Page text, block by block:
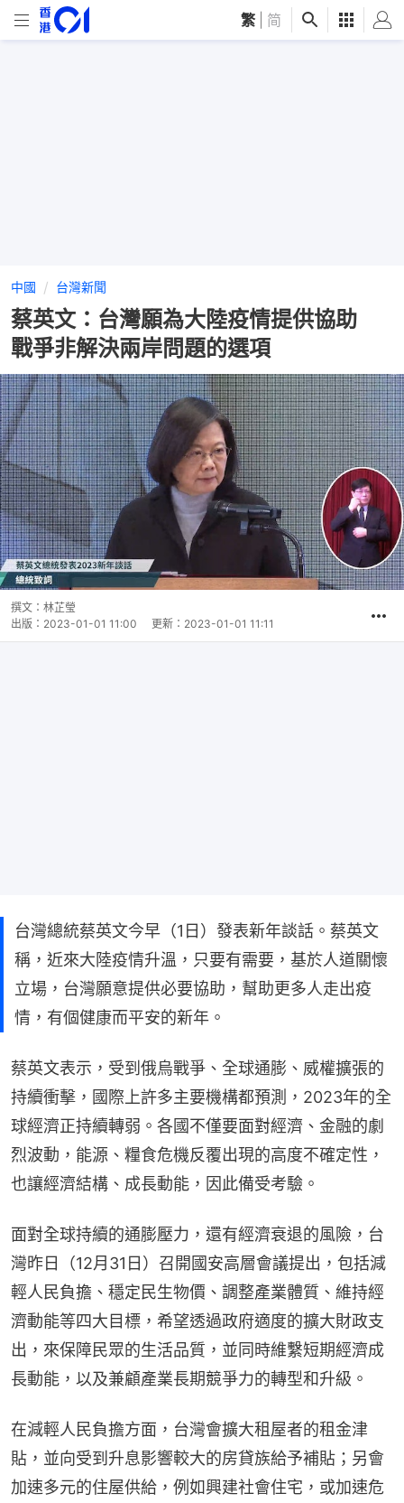
繁 简
中國 台灣新聞
蔡英文：台灣願為大陸疫情提供協助
戰爭非解決兩岸問題的選項
撰文： 林芷瑩
出版： 2023-01-01 11:00 更新： 2023-01-01 11:11
台灣總統蔡英文今早（1日）發表新年談話。蔡英文
稱，近來大陸疫情升溫，只要有需要，基於人道關懷
立場，台灣願意提供必要協助，幫助更多人走出疫
情，有個健康而平安的新年。
蔡英文表示，受到俄烏戰爭、全球通膨、威權擴張的
持續衝擊，國際上許多主要機構都預測，2023年的全
球經濟正持續轉弱。各國不僅要面對經濟、金融的劇
烈波動，能源、糧食危機反覆出現的高度不確定性，
也讓經濟結構、成長動能，因此備受考驗。
面對全球持續的通膨壓力，還有經濟衰退的風險，台
灣昨日（12月31日）召開國安高層會議提出，包括減
輕人民負擔、穩定民生物價、調整產業體質、維持經
濟動能等四大目標，希望透過政府適度的擴大財政支
出，來保障民眾的生活品質，並同時維繫短期經濟成
長動能，以及兼顧產業長期競爭力的轉型和升級。
在減輕人民負擔方面，台灣會擴大租屋者的租金津
貼，並向受到升息影響較大的房貸族給予補貼；另會
加速多元的住屋供給，例如興建社會住宅，或加速危